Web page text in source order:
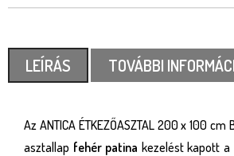
LEÍRÁS TOVÁBBI
Az ANTICA ÉTKEZŐASZTAL 200 x 100
asztallap fehér patina kezelést kapott a